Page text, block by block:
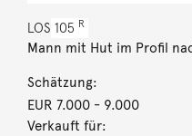
LOS 105 R
Mann mit Hut im Profil
Schätzung:
EUR 7.000- 9.000
Verkauft für: